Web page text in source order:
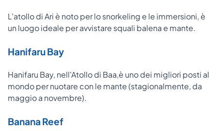
L'atollo di Ari è noto per lo snorkeling e le immersioni, è
un luogo ideale per avvistare squali balena e mante.
Hanifaru Bay
Hanifaru Bay, nell'Atollo di Baa,è uno dei migliori posti al
mondo per nuotare con le mante (stagionalmente, da
maggio a novembre).
Banana Reef